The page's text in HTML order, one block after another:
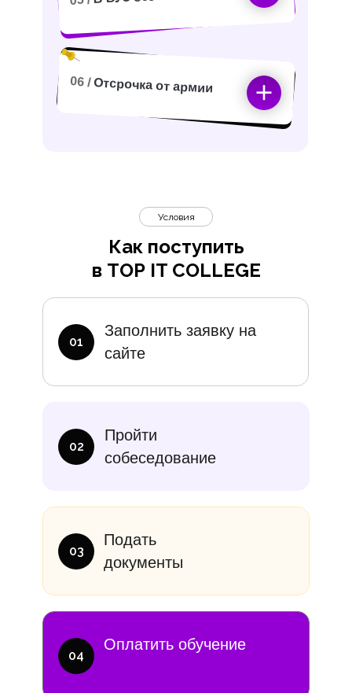
06 / Отсрочка от армии
Оплатить обучение
Подать
документы
Пройти
собеседование
Заполнить заявку на
сайте
Как поступить
в TOP IT COLLEGE
Условия
01
02
03
04
10 000₽